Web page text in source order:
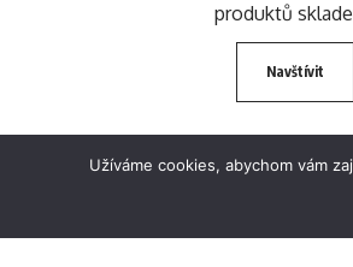
produktů
Navštívit
Užíváme cookies, abychom vám